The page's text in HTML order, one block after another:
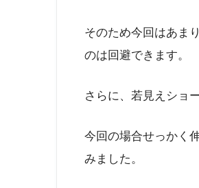
そのため今回はあま
のは回避できます。
さらに、若見えショ
今回の場合せっかく
みました。